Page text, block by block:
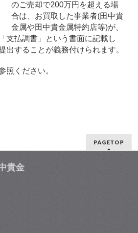
のご売却で200万円を超える場
合は、お買取した事業者(田中貴
金属や田中貴金属特約店等)が、
支払調書」という書面に記載し
出することが義務付けられます。
照ください。
PAGETOP
貴金